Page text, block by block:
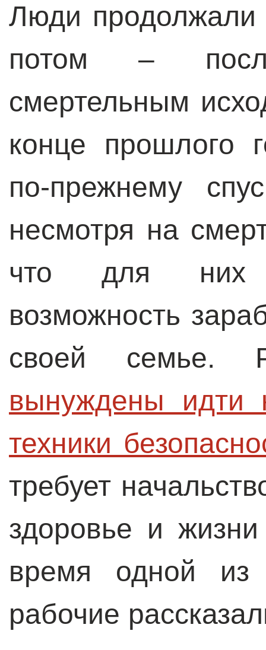
Люди продолжали
потом –
смертельным
конце прошлого
по-прежнему
несмотря на
что для них
возможность
своей семье.
вынуждены идти
техники
требует
здоровье и
время одной из
рабочие